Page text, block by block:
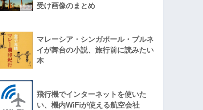
受け画像のまとめ
マレーシア・シンガポール・ブルネ
イが舞台の小説、旅行前に読みたい
本
飛行機でインターネットを使いた
い、機内WiFiが使える航空会社